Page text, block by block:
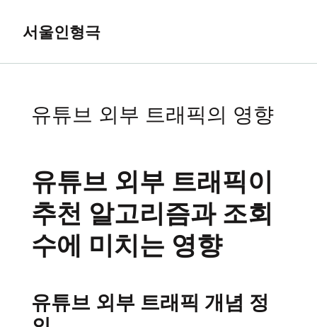
서울인형극
유튜브 외부 트래픽의 영향
유튜브 외부 트래픽이
추천 알고리즘과 조회
수에 미치는 영향
유튜브 외부 트래픽 개념 정